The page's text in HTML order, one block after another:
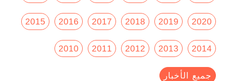
2020
2019
2018
2017
2016
2015
2014
2013
2012
2011
2010
جميع الأخبار